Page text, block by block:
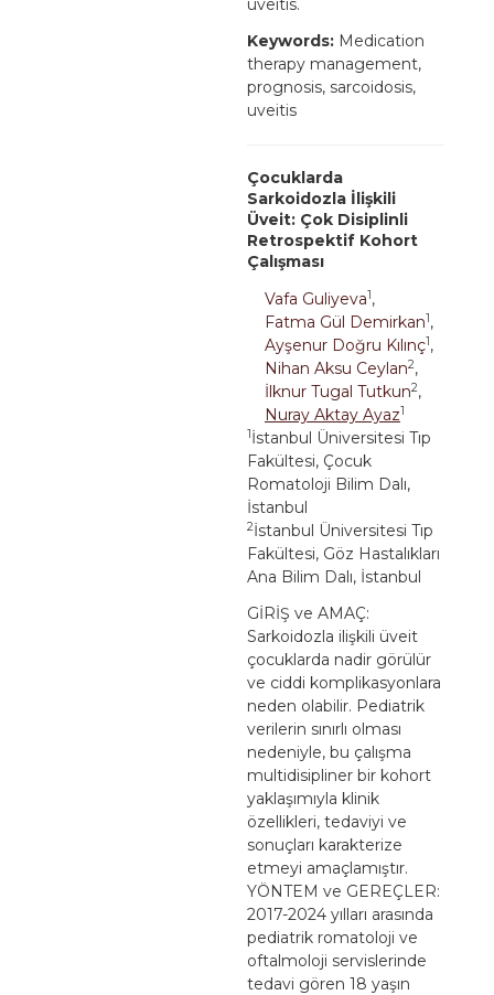
uveitis.
Keywords: Medication
therapy management,
prognosis, sarcoidosis,
uveitis
Çocuklarda
Sarkoidozla İlişkili
Üveit: Çok Disiplinli
Retrospektif Kohort
Çalışması
Vafa Guliyeva1,
Fatma Gül Demirkan1,
Ayşenur Doğru Kılınç1,
Nihan Aksu Ceylan2,
İlknur Tugal Tutkun2,
Nuray Aktay Ayaz1
1İstanbul Üniversitesi Tıp
Fakültesi, Çocuk
Romatoloji Bilim Dalı,
İstanbul
2İstanbul Üniversitesi Tıp
Fakültesi, Göz Hastalıkları
Ana Bilim Dalı, İstanbul
GİRİŞ ve AMAÇ:
Sarkoidozla ilişkili üveit
çocuklarda nadir görülür
ve ciddi komplikasyonlara
neden olabilir. Pediatrik
verilerin sınırlı olması
nedeniyle, bu çalışma
multidisipliner bir kohort
yaklaşımıyla klinik
özellikleri, tedaviyi ve
sonuçları karakterize
etmeyi amaçlamıştır.
YÖNTEM ve GEREÇLER:
2017-2024 yılları arasında
pediatrik romatoloji ve
oftalmoloji servislerinde
tedavi gören 18 yaşın